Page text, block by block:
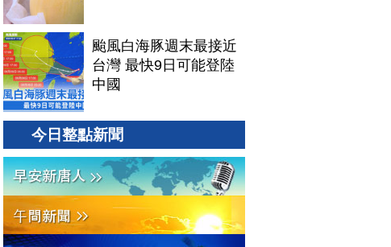
颱風白海豚週末最接近
台灣 最快9日可能登陸
中國
今日整點新聞